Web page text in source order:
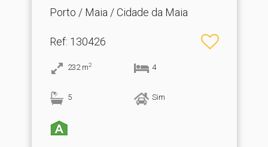
Porto / Maia / Cidade da Maia
Ref: 130426
232 m2 4
5 Sim